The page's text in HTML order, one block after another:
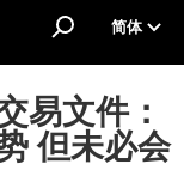
简体
易文件：
但未必会